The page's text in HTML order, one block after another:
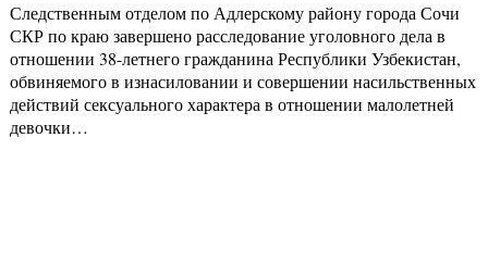
Следственным отделом по Адлерскому району города Сочи
СКР по краю завершено расследование уголовного дела в
отношении 38-летнего гражданина Республики Узбекистан,
обвиняемого в изнасиловании и совершении насильственных
действий сексуального характера в отношении малолетней
девочки…